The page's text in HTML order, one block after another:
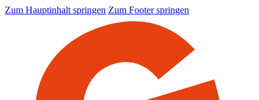
Zum Hauptinhalt springen Zum Footer springen